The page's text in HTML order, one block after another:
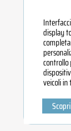
display
controllo
veicoli